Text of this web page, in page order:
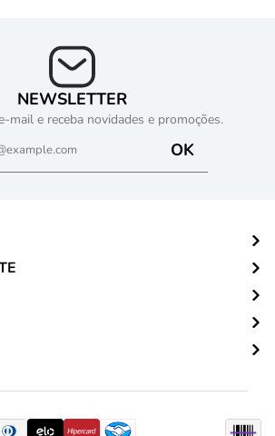
NEWSLETTER
mail e receba novidades e promoções.
OK